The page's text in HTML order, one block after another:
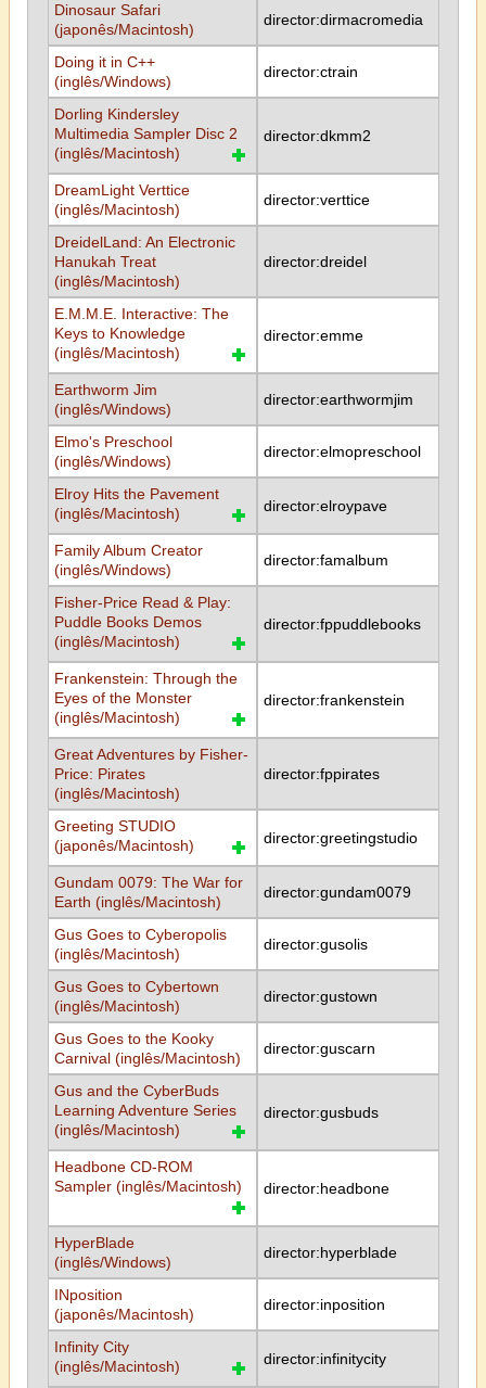
Dinosaur Safari
(japonês/Macintosh)
director:dirmacromedia
Doing it in C++
(inglês/Windows)
director:ctrain
Dorling Kindersley
Multimedia Sampler Disc 2
(inglês/Macintosh)
director:dkmm2
DreamLight Verttice
(inglês/Macintosh)
director:verttice
DreidelLand: An Electronic
Hanukah Treat
(inglês/Macintosh)
director:dreidel
E.M.M.E. Interactive: The
Keys to Knowledge
(inglês/Macintosh)
director:emme
Earthworm Jim
(inglês/Windows)
director:earthwormjim
Elmo's Preschool
(inglês/Windows)
director:elmopreschool
Elroy Hits the Pavement
(inglês/Macintosh)
director:elroypave
Family Album Creator
(inglês/Windows)
director:famalbum
Fisher-Price Read & Play:
Puddle Books Demos
(inglês/Macintosh)
director:fppuddlebooks
Frankenstein: Through the
Eyes of the Monster
(inglês/Macintosh)
director:frankenstein
Great Adventures by Fisher-
Price: Pirates
(inglês/Macintosh)
director:fppirates
Greeting STUDIO
(japonês/Macintosh)
director:greetingstudio
Gundam 0079: The War for
Earth (inglês/Macintosh)
director:gundam0079
Gus Goes to Cyberopolis
(inglês/Macintosh)
director:gusolis
Gus Goes to Cybertown
(inglês/Macintosh)
director:gustown
Gus Goes to the Kooky
Carnival (inglês/Macintosh)
director:guscarn
Gus and the CyberBuds
Learning Adventure Series
(inglês/Macintosh)
director:gusbuds
Headbone CD-ROM
Sampler (inglês/Macintosh)
director:headbone
HyperBlade
(inglês/Windows)
director:hyperblade
INposition
(japonês/Macintosh)
director:inposition
Infinity City
(inglês/Macintosh)
director:infinitycity